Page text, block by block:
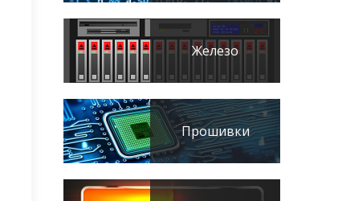
Железо
Прошивки